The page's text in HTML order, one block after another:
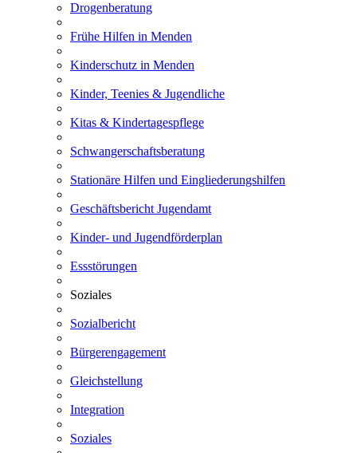
Drogenberatung
Frühe Hilfen in Menden
Kinderschutz in Menden
Kinder, Teenies & Jugendliche
Kitas & Kindertagespflege
Schwangerschaftsberatung
Stationäre Hilfen und Eingliederungshilfen
Geschäftsbericht Jugendamt
Kinder- und Jugendförderplan
Essstörungen
Soziales
Sozialbericht
Bürgerengagement
Gleichstellung
Integration
Soziales